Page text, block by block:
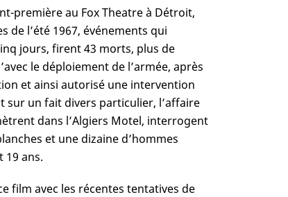
première au Fox Theatre à Détroit,
de l’été 1967, événements qui
jours, firent 43 morts, plus de
le déploiement de l’armée, après
et ainsi autorisé une intervention
sur un fait divers particulier, l’affaire
dans l’Algiers Motel, interrogent
et une dizaine d’hommes
19 ans.
film avec les récentes tentatives de